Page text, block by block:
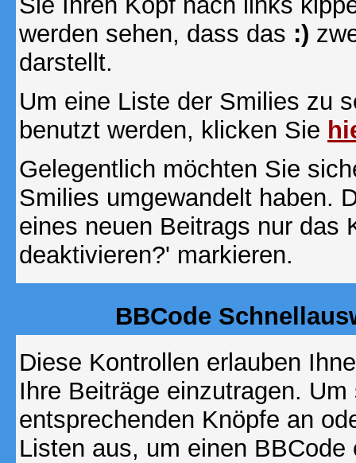
werden sehen, dass das :)
darstellt.
Um eine Liste der Smilies zu
benutzt werden, klicken Sie
Gelegentlich möchten Sie
Smilies umgewandelt haben.
eines neuen Beitrags nur das
deaktivieren?' markieren.
BBCode
Diese Kontrollen erlauben
Ihre Beiträge einzutragen.
entsprechenden Knöpfe an
Listen aus, um einen BBCode